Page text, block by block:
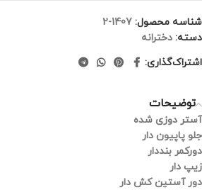
شناسه محصول: 1407-2
دسته: دخترانه
اشتراک‌گذاری:
توضیحات
آستر دوزی شده
جلو پاپیون دار
دورکمر بنددار
زیپ دار
دور آستین کش دار